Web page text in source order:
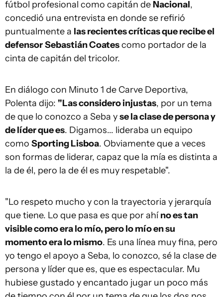
fútbol profesional como capitán de Nacional,
concedió una entrevista en donde se refirió
puntualmente a las recientes críticas que recibe el
defensorSebastián Coatescomo portador de la
cinta de capitán del tricolor.
En diálogo con Minuto 1 de Carve Deportiva,
Polenta dijo: "Las considero injustas, por un tema
de que lo conozco a Seba yse la clase de persona y
de líder que es. Digamos... lideraba un equipo
como Sporting Lisboa. Obviamente que a veces
son formas de liderar, capaz que la mía es distinta a
la de él, pero la de él es muy respetable".
"Lo respeto mucho y con la trayectoria y jerarquía
que tiene. Lo que pasa es que por ahíno es tan
visible como era lo mío, pero lo mío en su
momento era lo mismo. Es una línea muy fina, pero
yo tengo el apoyo a Seba, lo conozco, sé la clase de
persona y líder que es, que es espectacular. Mu
hubiese gustado y encantado jugar un poco más